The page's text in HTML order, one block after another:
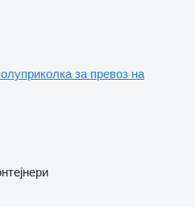
за превоз на